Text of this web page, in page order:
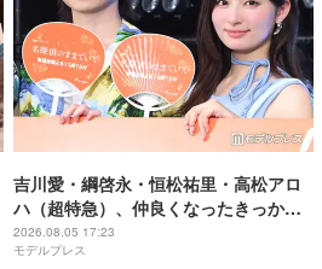
吉川愛・綱啓永・恒松祐里・高松アロ
ハ（超特急）、仲良くなったきっかけ
のアニメとは「個性があるアニメね」
【名探偵のままでいて】
2026.08.05 17:23
モデルプレス